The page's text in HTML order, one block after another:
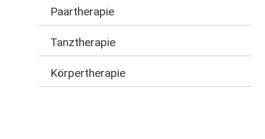
Paartherapie
Tanztherapie
Körpertherapie